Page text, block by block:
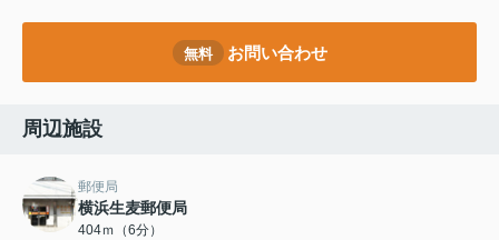
無料 お問い合わせ
周辺施設
郵便局
横浜生麦郵便局
404ｍ（6分）